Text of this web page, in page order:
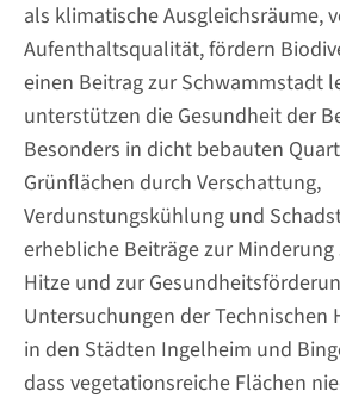
als klimatische Ausgleichsräume,
Aufenthaltsqualität, fördern
einen Beitrag zur Schwammstadt
unterstützen die Gesundheit der
Besonders in dicht bebauten
Grünflächen durch Verschattung,
Verdunstungskühlung und
erhebliche Beiträge zur
Hitze und zur
Untersuchungen der Technischen
in den Städten Ingelheim und
dass vegetationsreiche Flächen